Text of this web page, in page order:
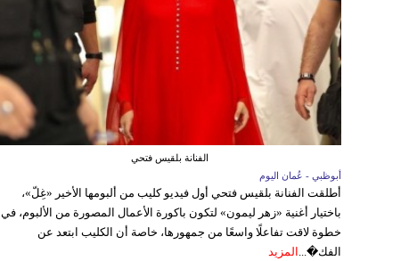
الفنانة بلقيس فتحي
أبوظبي - عُمان اليوم
أطلقت الفنانة بلقيس فتحي أول فيديو كليب من ألبومها الأخير «غِلّ»،
باختيار أغنية «زهر ليمون» لتكون باكورة الأعمال المصورة من الألبوم، في
خطوة لاقت تفاعلًا واسعًا من جمهورها، خاصة أن الكليب ابتعد عن
الفك�... المزيد